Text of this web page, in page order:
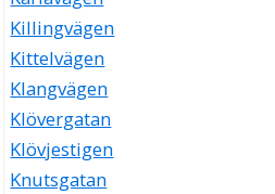
Killingvägen
Kittelvägen
Klangvägen
Klövergatan
Klövjestigen
Knutsgatan